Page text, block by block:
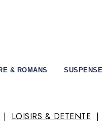
& ROMANS SUSPENSE
LOISIRS & DETENTE